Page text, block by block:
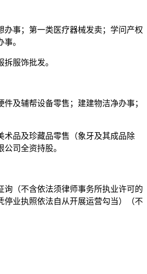
事；第一类医疗器械发卖；学问产权
。
服饰批发。
及辅帮设备零售；建建物洁净办事；
品及珍藏品零售（象牙及其成品除
司全资持股。
（不含依法须律师事务所执业许可的
停业执照依法自从开展运营勾当）（不